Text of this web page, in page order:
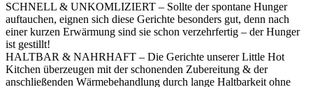
SCHNELL & UNKOMLIZIERT – Sollte der spontane Hunger
auftauchen, eignen sich diese Gerichte besonders gut, denn nach
einer kurzen Erwärmung sind sie schon verzehrfertig – der Hunger
ist gestillt!
HALTBAR & NAHRHAFT – Die Gerichte unserer Little Hot
Kitchen überzeugen mit der schonenden Zubereitung & der
anschließenden Wärmebehandlung durch lange Haltbarkeit ohne